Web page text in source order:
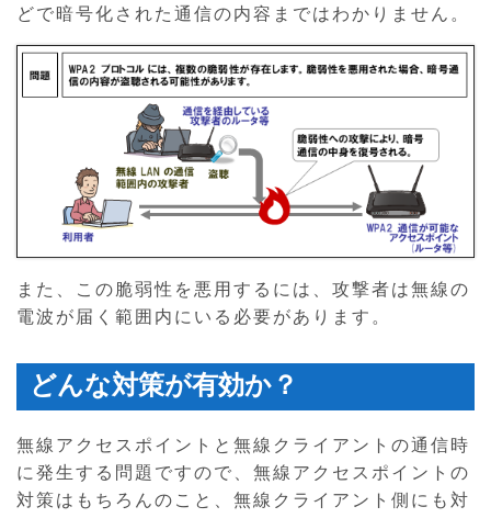
どで暗号化された通信の内容まではわかりません。
また、この脆弱性を悪用するには、攻撃者は無線の
電波が届く範囲内にいる必要があります。
どんな対策が有効か？
無線アクセスポイントと無線クライアントの通信時
に発生する問題ですので、無線アクセスポイントの
対策はもちろんのこと、無線クライアント側にも対